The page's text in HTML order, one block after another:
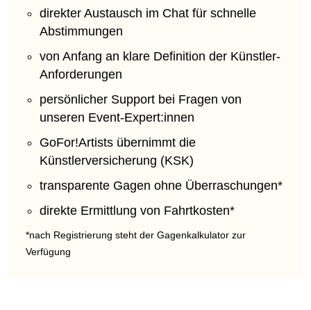
direkter Austausch im Chat für schnelle
Abstimmungen
von Anfang an klare Definition der Künstler-
Anforderungen
persönlicher Support bei Fragen von
unseren Event-Expert:innen
GoFor!Artists übernimmt die
Künstlerversicherung (KSK)
transparente Gagen ohne Überraschungen*
direkte Ermittlung von Fahrtkosten*
*nach Registrierung steht der Gagenkalkulator zur
Verfügung